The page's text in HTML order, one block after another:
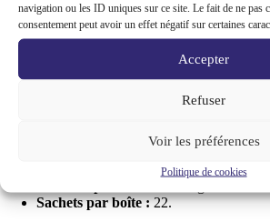
navigation ou les ID uniques sur ce site. Le fait de ne pas
consentement peut avoir un effet négatif sur certaines
Accepter
Refuser
Voir les préférences
Politique de cookies
Conçus pour les utilisateurs expérimentés, les
offrent une expérience puissante et
des saveurs mentholées très fraîches. Leur
une utilisation discrète. BAGZ se positionne
segment Extra Strong pour une diffusion de
55.5 mg
0.71 gramme
Sachets par boîte :22.